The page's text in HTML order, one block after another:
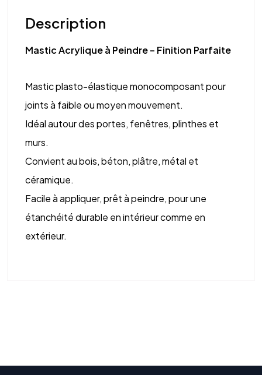
Description
Mastic Acrylique à Peindre – Finition Parfaite
Mastic plasto-élastique monocomposant pour
joints à faible ou moyen mouvement.
Idéal autour des portes, fenêtres, plinthes et
murs.
Convient au bois, béton, plâtre, métal et
céramique.
Facile à appliquer, prêt à peindre, pour une
étanchéité durable en intérieur comme en
extérieur.